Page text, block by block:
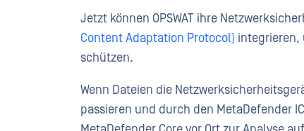
Jetzt können OPSWAT ihre
Content Adaptation Protocol) integrieren,
schützen.
Wenn Dateien die
passieren und durch den MetaDefender